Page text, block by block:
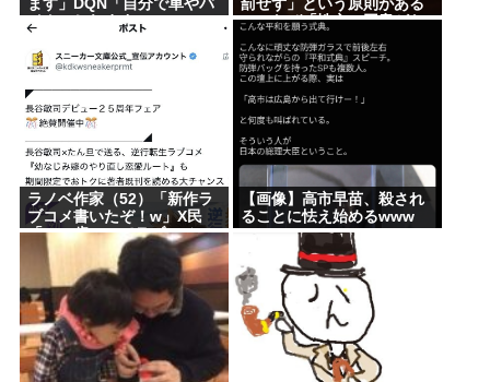
ます」DQN「自分で車やバ
イクいじれます」
罰せず」という原則がある
のになぜ「性交の同意がな
が無いもので有罪になる
の？
ラノベ作家（52）「新作ラ
ブコメ書いたぞ！w」X民
「いい歳こいてラブコメ
（笑）恥ずかしくない
の？」
【画像】高市早苗、殺され
ることに怯え始めるwww